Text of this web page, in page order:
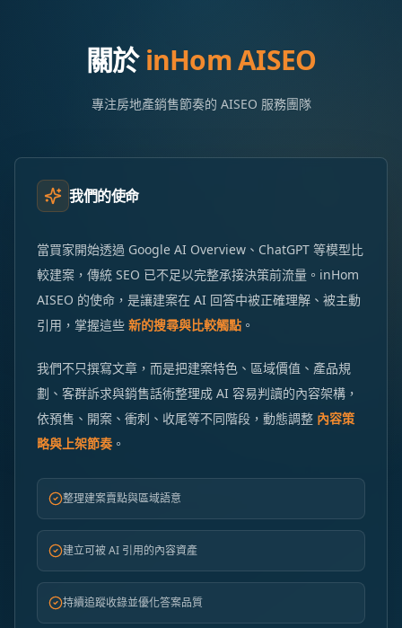
關於inHom AISEO
專注房地產銷售節奏的 AISEO 服務團隊
我們的使命
當買家開始透過 Google AI Overview、ChatGPT 等模型比
較建案，傳統 SEO 已不足以完整承接決策前流量。inHom
AISEO 的使命，是讓建案在 AI 回答中被正確理解、被主動
引用，掌握這些 新的搜尋與比較觸點 。
我們不只撰寫文章，而是把建案特色、區域價值、產品規
劃、客群訴求與銷售話術整理成 AI 容易判讀的內容架構，
依預售、開案、衝刺、收尾等不同階段，動態調整 內容策
略與上架節奏 。
整理建案賣點與區域語意
建立可被 AI 引用的內容資產
持續追蹤收錄並優化答案品質